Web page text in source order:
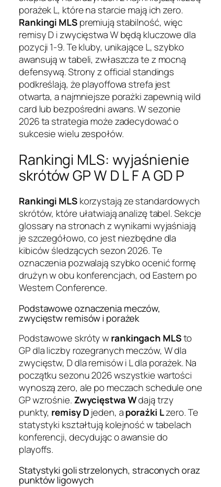
porażek L, które na starcie mają ich zero.
Rankingi MLSpremiują stabilność, więc
remisy D i zwycięstwa W będą kluczowe dla
pozycji 1-9. Te kluby, unikające L, szybko
awansują w tabeli, zwłaszcza te z mocną
defensywą. Strony z official standings
podkreślają, że playoffowa strefa jest
otwarta, a najmniejsze porażki zapewnią wild
card lub bezpośredni awans. W sezonie
2026 ta strategia może zadecydować o
sukcesie wielu zespołów.
Rankingi MLS: wyjaśnienie
skrótów GP W D L F A GD P
Rankingi MLSkorzystają ze standardowych
skrótów, które ułatwiają analizę tabel. Sekcje
glossary na stronach z wynikami wyjaśniają
je szczegółowo, co jest niezbędne dla
kibiców śledzących sezon 2026. Te
oznaczenia pozwalają szybko ocenić formę
drużyn w obu konferencjach, od Eastern po
Western Conference.
Podstawowe oznaczenia meczów,
zwycięstw remisów i porażek
Podstawowe skróty wrankingach MLSto
GP dla liczby rozegranych meczów, W dla
zwycięstw, D dla remisów i L dla porażek. Na
początku sezonu 2026 wszystkie wartości
wynoszą zero, ale po meczach schedule one
GP wzrośnie. Zwycięstwa Wdają trzy
punkty, remisy Djeden, aporażki Lzero. Te
statystyki kształtują kolejność w tabelach
konferencji, decydując o awansie do
playoffs.
Statystyki goli strzelonych, straconych oraz
punktów ligowych